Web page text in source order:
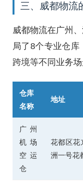
三、威都物流
威都物流在广州
局了8个专业仓
跨境等不同业务场
仓库
名称
地址
广州
机场
空运
仓
花都区花
洲一号花